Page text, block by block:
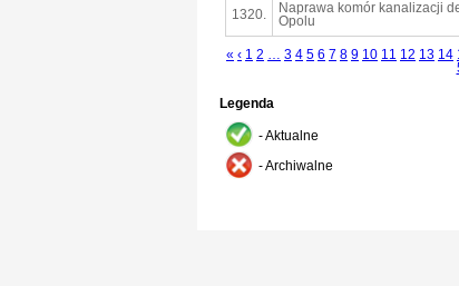
1320.
Naprawa komór kanalizacji
Opolu
« ‹ 1 2 … 3 4 5 6 7 8 9 10 11 12 13 14
Legenda
- Aktualne
- Archiwalne